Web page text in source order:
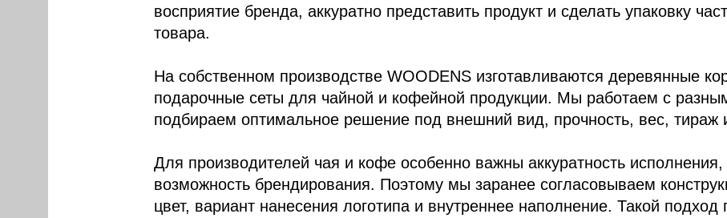
восприятие бренда, аккуратно представить продукт и сделать упаковку
товара.
На собственном производстве WOODENS изготавливаются деревянные
подарочные сеты для чайной и кофейной продукции. Мы работаем с
подбираем оптимальное решение под внешний вид, прочность, вес, тираж
Для производителей чая и кофе особенно важны аккуратность
возможность брендирования. Поэтому мы заранее согласовываем
цвет, вариант нанесения логотипа и внутреннее наполнение. Такой подход